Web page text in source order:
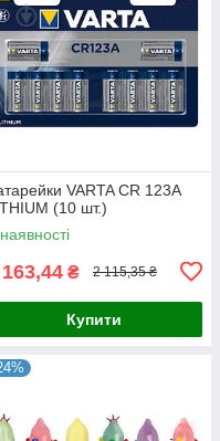
VARTA CR 123A
(10 шт.)
₴ 2 115,35 ₴
Купити